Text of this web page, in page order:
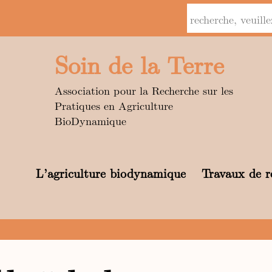
Soin de la Terre
Association pour la Recherche sur les
Pratiques en Agriculture
BioDynamique
L’agriculture biodynamique Travaux de